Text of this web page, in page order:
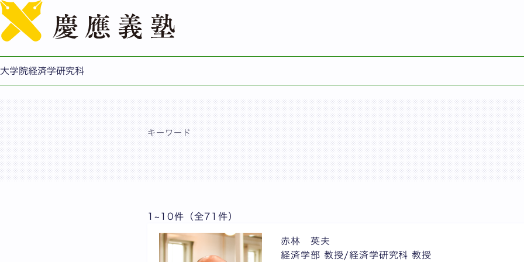
大学院経済学研究科
キーワード
検索
1~10件（全71件）
赤林 英夫
経済学部 教授/経済学研究科 教授